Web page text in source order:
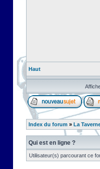
Haut
Index du forum » La
Qui est en ligne ?
Utilisateur(s) parcourant ce